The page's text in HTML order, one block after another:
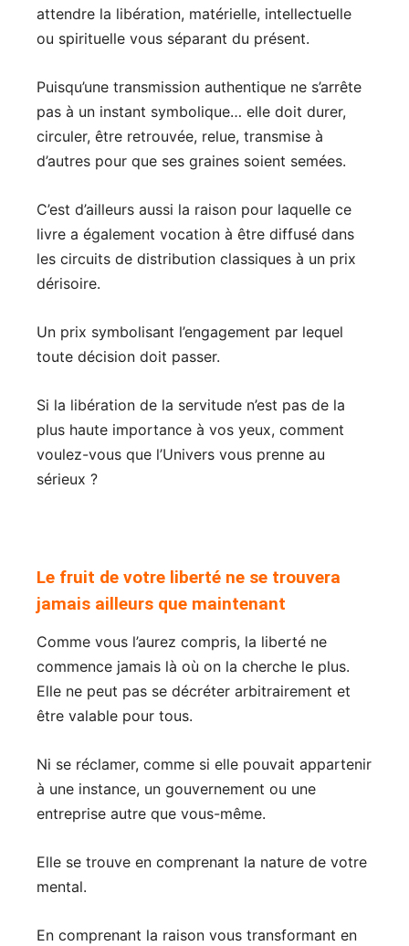
attendre la libération, matérielle, intellectuelle
ou spirituelle vous séparant du présent.
Puisqu’une transmission authentique ne s’arrête
pas à un instant symbolique… elle doit durer,
circuler, être retrouvée, relue, transmise à
d’autres pour que ses graines soient semées.
C’est d’ailleurs aussi la raison pour laquelle ce
livre a également vocation à être diffusé dans
les circuits de distribution classiques à un prix
dérisoire.
Un prix symbolisant l’engagement par lequel
toute décision doit passer.
Si la libération de la servitude n’est pas de la
plus haute importance à vos yeux, comment
voulez-vous que l’Univers vous prenne au
sérieux ?
Le fruit de votre liberté ne se trouvera
jamais ailleurs que maintenant
Comme vous l’aurez compris, la liberté ne
commence jamais là où on la cherche le plus.
Elle ne peut pas se décréter arbitrairement et
être valable pour tous.
Ni se réclamer, comme si elle pouvait appartenir
à une instance, un gouvernement ou une
entreprise autre que vous-même.
Elle se trouve en comprenant la nature de votre
mental.
En comprenant la raison vous transformant en